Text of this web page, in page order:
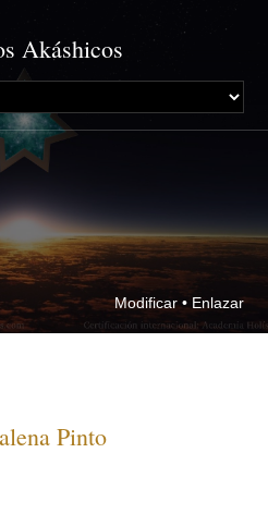
Akáshicos
Modificar• Enlazar
Pinto